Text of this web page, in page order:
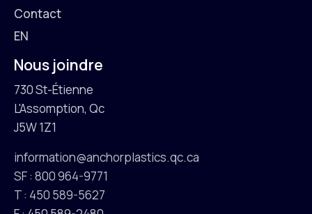
Contact
EN
Nous joindre
730 St-Étienne
L'Assomption, Qc
J5W 1Z1
information@anchorplastics.qc.ca
SF : 800 964-9771
T : 450 589-5627